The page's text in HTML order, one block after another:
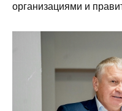
организациями и